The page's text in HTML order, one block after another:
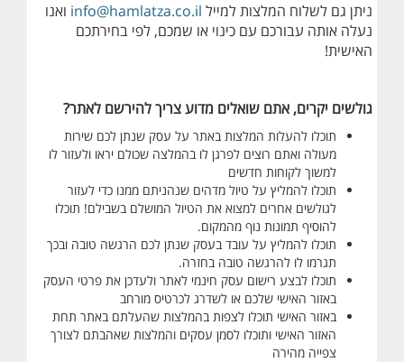
ניתן גם לשלוח המלצות למייל info@hamlatza.co.il ואנו
נעלה אותה עבורכם עם כינוי או שמכם, לפי בחירתכם
האישית!
גולשים יקרים, אתם שואלים מדוע צריך להירשם לאתר?
תוכלו להעלות המלצות באתר על עסק שנתן לכם שירות
מעולה ואתם רוצים לפרגן לו בהמלצה שכולם יראו ולעזור לו
למשוך לקוחות חדשים
תוכלו להמליץ על טיול מדהים שנהניתם ממנו כדי לעזור
לגולשים אחרים למצוא את הטיול המושלם בשבילם! תוכלו
להוסיף תמונות נוף מהמקום.
תוכלו להמליץ על עובד בעסק שנתן לכם הרגשה טובה ובכך
תגרמו לו להרגשה טובה בחזרה.
תוכלו לבצע רישום עסק חינמי לאתר ולעדכן את פרטי העסק
באזור האישי שלכם או לשדרג לכרטיס מורחב
באזור האישי תוכלו לצפות בהמלצות שהעלתם באתר תחת
האזור האישי ותוכלו לסמן עסקים והמלצות שאהבתם לצורך
צפייה מהירה